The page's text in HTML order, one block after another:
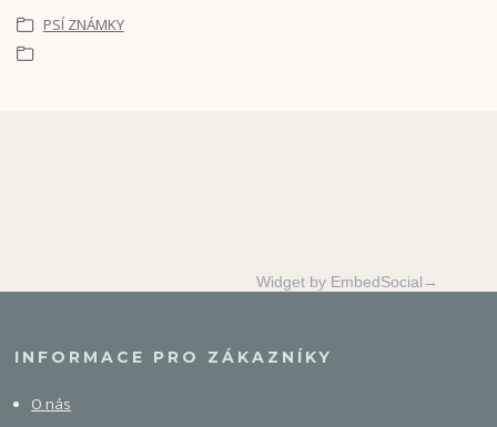
PSÍ ZNÁMKY
Widget by EmbedSocial→
INFORMACE PRO ZÁKAZNÍKY
O nás